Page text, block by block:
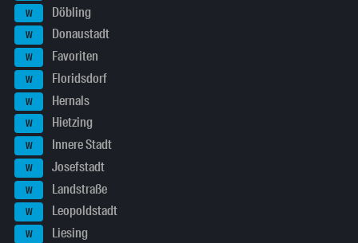
W Döbling
W Donaustadt
W Favoriten
W Floridsdorf
W Hernals
W Hietzing
W Innere Stadt
W Josefstadt
W Landstraße
W Leopoldstadt
W Liesing